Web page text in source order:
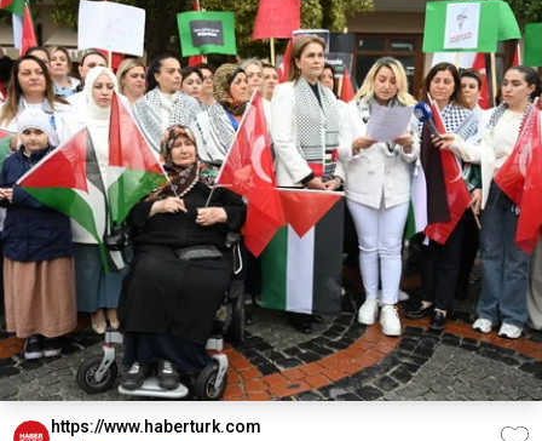
https://www.haberturk.com